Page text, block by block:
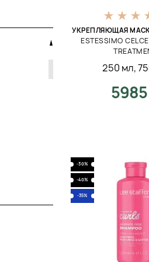
УКРЕПЛЯЮЩАЯ
ESTESSIMO
250 мл,
-30%
-40%
-35%